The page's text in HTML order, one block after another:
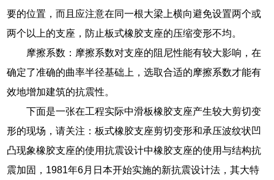
要的位置，而且应注意在同一根大梁上横向避免设置两个或
两个以上的支座，防止板式橡胶支座的压缩变形不均。
摩擦系数：摩擦系数对支座的阻尼性能有较大影响，在
确定了准确的曲率半径基础上，选取合适的摩擦系数才能有
效地增加建筑的抗震性。
下面是一张在工程实际中滑板橡胶支座产生较大剪切变
形的现场，请关注：板式橡胶支座剪切变形和承压波纹状凹
凸现象橡胶支座的使用抗震设计中橡胶支座的使用与结构抗
震加固，1981年6月日本开始实施的新抗震设计法，其大特